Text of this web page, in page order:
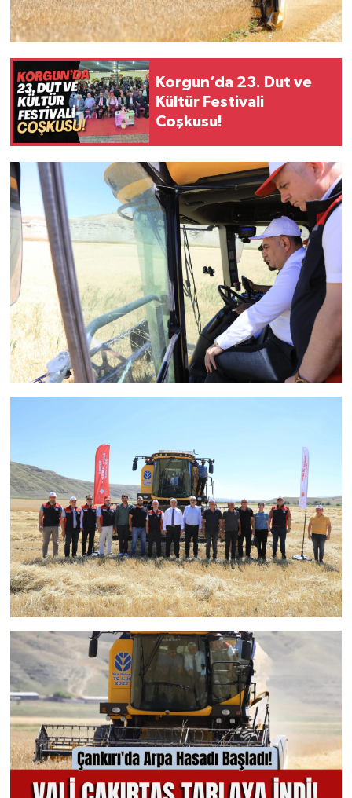
Korgun’da 23. Dut ve
Kültür Festivali
Coşkusu!